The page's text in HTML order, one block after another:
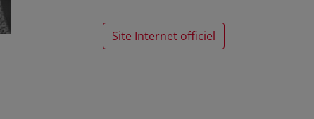
Site Internet officiel